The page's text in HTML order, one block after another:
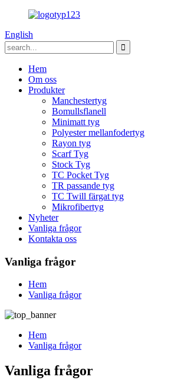
English
Hem
Om oss
Produkter
Manchestertyg
Bomullsflanell
Minimatt tyg
Polyester mellanfodertyg
Rayon tyg
Scarf Tyg
Stock Tyg
TC Pocket Tyg
TR passande tyg
TC Twill färgat tyg
Mikrofibertyg
Nyheter
Vanliga frågor
Kontakta oss
Vanliga frågor
Hem
Vanliga frågor
Hem
Vanliga frågor
Vanliga frågor